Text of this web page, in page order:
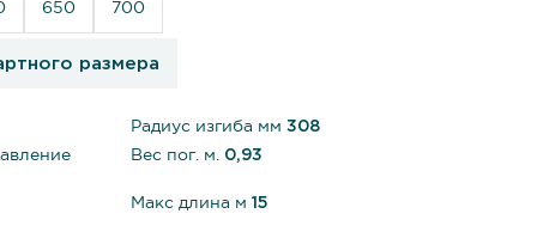
650 700
размера
Радиус изгиба мм 308
Вес пог. м. 0,93
Макс длина м 15